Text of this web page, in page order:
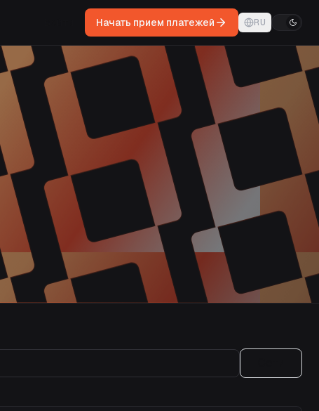
Начать прием платежей RU